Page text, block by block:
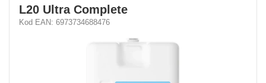
L20 Ultra Complete
Kod EAN: 6973734688476